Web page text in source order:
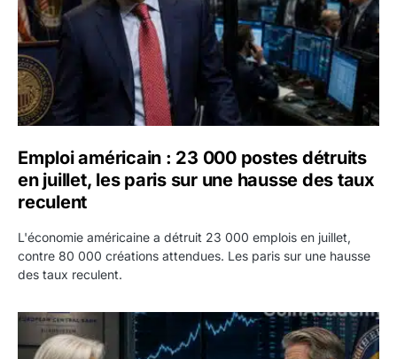
Emploi américain : 23 000 postes détruits
en juillet, les paris sur une hausse des taux
reculent
L'économie américaine a détruit 23 000 emplois en juillet,
contre 80 000 créations attendues. Les paris sur une hausse
des taux reculent.
Yen : Washington a vendu des euros sans prévenir la